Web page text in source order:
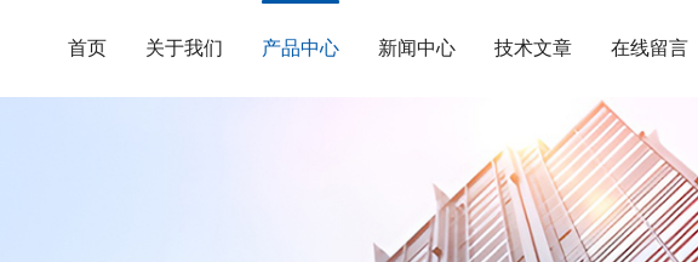
首页 关于我们 产品中心 新闻中心 技术文章 在线留言